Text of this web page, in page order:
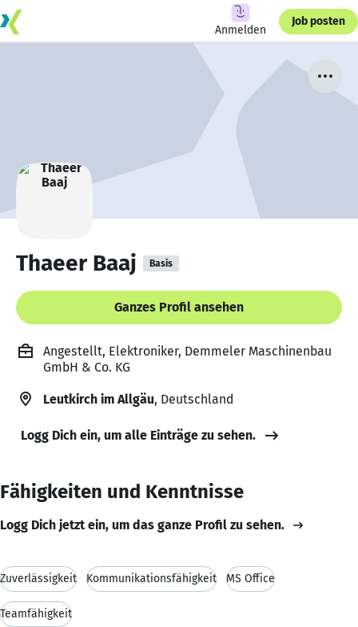
Anmelden
Job posten
Thaeer Baaj Basis
Ganzes Profil ansehen
Angestellt, Elektroniker, Demmeler Maschinenbau
GmbH & Co. KG
Leutkirch im Allgäu, Deutschland
Logg Dich ein, um alle Einträge zu sehen.
Fähigkeiten und Kenntnisse
Logg Dich jetzt ein, um das ganze Profil zu sehen.
Zuverlässigkeit Kommunikationsfähigkeit MS Office
Teamfähigkeit